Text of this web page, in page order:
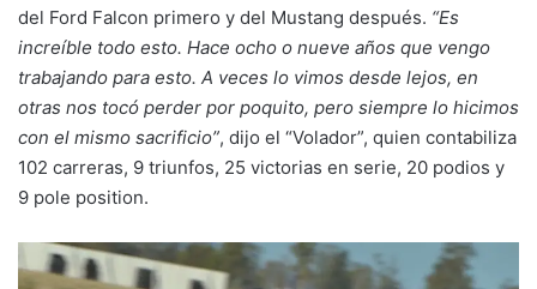
del Ford Falcon primero y del Mustang después. “Es
increíble todo esto. Hace ocho o nueve años que vengo
trabajando para esto. A veces lo vimos desde lejos, en
otras nos tocó perder por poquito, pero siempre lo hicimos
con el mismo sacrificio”, dijo el “Volador”, quien contabiliza
102 carreras, 9 triunfos, 25 victorias en serie, 20 podios y
9 pole position.